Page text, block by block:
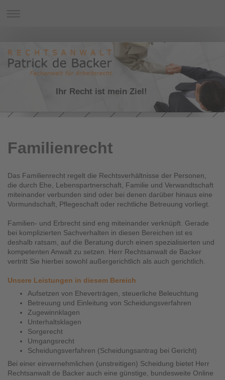
Ihr Recht ist mein Ziel!
Familienrecht
Das Familienrecht regelt die Rechtsverhältnisse der Personen,
die durch Ehe, Lebenspartnerschaft, Familie und Verwandtschaft
miteinander verbunden sind oder bei denen darüber hinaus eine
Vormundschaft, Pflegeschaft oder rechtliche Betreuung vorliegt.
Familien- und Erbrecht sind eng miteinander verknüpft. Gerade
bei komplizierten Sachverhalten in diesen Bereichen ist es
deshalb ratsam, auf die Beratung durch einen spezialisierten und
kompetenten Anwalt zu setzen. Herr Rechtsanwalt de Backer
vertritt Sie hierbei sowohl außergerichtlich als auch gerichtlich.
Unsere Leistungen in diesem Bereich
Aufsetzen von Eheverträgen, steuerliche Beleuchtung
Betreuung und Einleitung von Scheidungsverfahren
Zugewinnklagen
Unterhaltsklagen
Sorgerecht
Umgangsrecht
Scheidungsverfahren (Scheidungsantrag bei Gericht)
Bei einer einvernehmlichen (unstreitigen) Scheidung bietet Herr
Rechtsanwalt de Backer auch eine günstige, bundesweite Online